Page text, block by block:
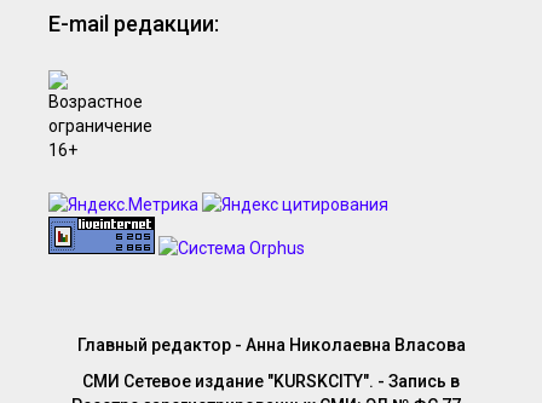
E-mail редакции:
Главный редактор - Анна Николаевна Власова
СМИ Сетевое издание "KURSKCITY". - Запись в